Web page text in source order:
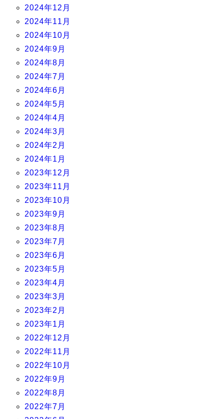
2024年12月
2024年11月
2024年10月
2024年9月
2024年8月
2024年7月
2024年6月
2024年5月
2024年4月
2024年3月
2024年2月
2024年1月
2023年12月
2023年11月
2023年10月
2023年9月
2023年8月
2023年7月
2023年6月
2023年5月
2023年4月
2023年3月
2023年2月
2023年1月
2022年12月
2022年11月
2022年10月
2022年9月
2022年8月
2022年7月